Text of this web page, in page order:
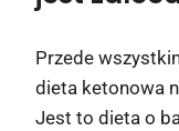
Przede
dieta ketonowa
Jest to dieta o